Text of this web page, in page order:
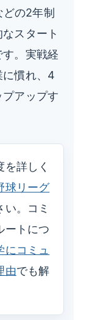
どの2年制
スタート
。実戦経
に慣れ、4
アップす
詳しく
球リーグ
い。コミ
ートにつ
にコミュ
由でも解